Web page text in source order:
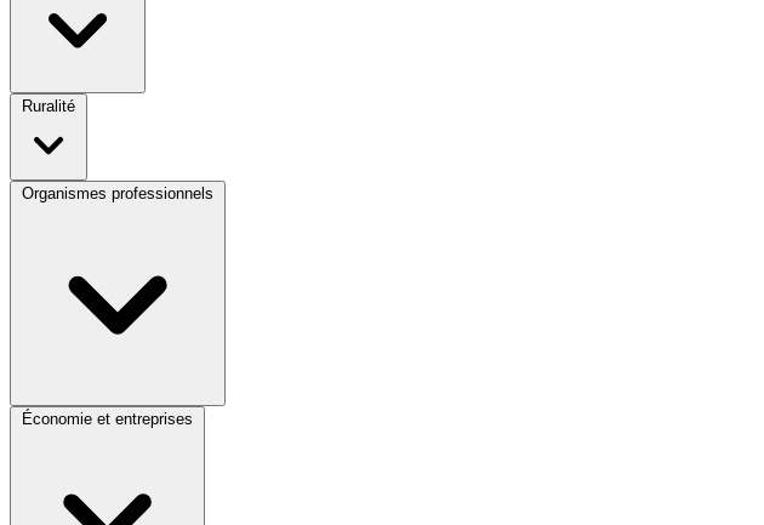
Ruralité
Organismes professionnels
Économie et entreprises